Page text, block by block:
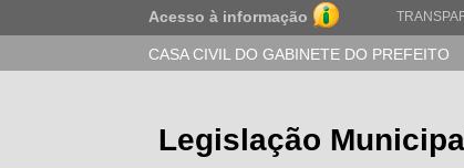
Acesso à informação
CASA CIVIL DO GABINETE DO PREFEITO
Legislação